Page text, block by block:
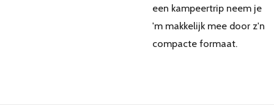
een kampeertrip neem je
'm makkelijk mee door z'n
compacte formaat.